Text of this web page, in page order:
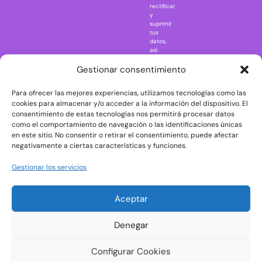
Gestionar consentimiento
Para ofrecer las mejores experiencias, utilizamos tecnologías como las
cookies para almacenar y/o acceder a la información del dispositivo. El
consentimiento de estas tecnologías nos permitirá procesar datos
como el comportamiento de navegación o las identificaciones únicas
en este sitio. No consentir o retirar el consentimiento, puede afectar
negativamente a ciertas características y funciones.
Gestionar los servicios
Aceptar
Denegar
Configurar Cookies
Rick and
The Big Bang
Theory
The Blues
Brothers
The
The Shining
rectificar
y
suprimir
tus
datos,
así
ejercer
consultando
la
información
adicional
y
detallada
sobre